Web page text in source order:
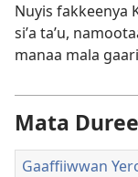
Nuyis fakkeenya
siʼa taʼu,
manaa mala
Mata
Gaaffiiwwan